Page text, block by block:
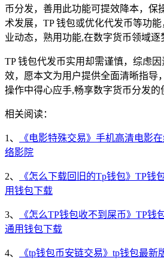
币分发，善用此功能可提效降本，保
术发展，TP 钱包或优化代发币等功
业动态，熟用功能,在数字货币领域逐
TP 钱包代发币实用却需谨慎，综虑
效，愿本文为用户提供全面清晰指导
操作中得心应手,畅享数字货币分发的
相关阅读：
1、
《电影特殊交易》手机高清电影
络影院
2、
《怎么下载回旧的Tp钱包》TP钱
用钱包下载
3、
《怎么TP钱包收不到屎币》TP钱
通用钱包下载
4、
《tp钱包币安链交易》tp钱包最新